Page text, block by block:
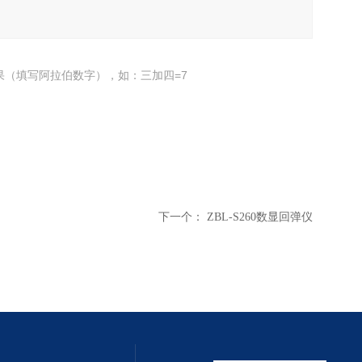
（填写阿拉伯数字），如：三加四=7
下一个： ZBL-S260数显回弹仪